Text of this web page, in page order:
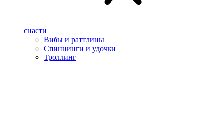
снасти
Вибы и раттлины
Спиннинги и удочки
Троллинг